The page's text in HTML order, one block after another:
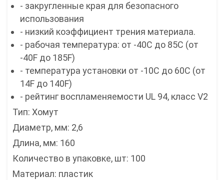
- закругленные края для безопасного
использования
- низкий коэффициент трения материала.
- рабочая температура: от -40C до 85C (от
-40F до 185F)
- температура установки от -10C до 60C (от
14F до 140F)
- рейтинг воспламеняемости UL 94, класс V2
Тип: Хомут
Диаметр, мм: 2,6
Длина, мм: 160
Количество в упаковке, шт: 100
Материал: пластик